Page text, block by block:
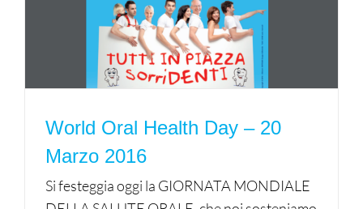
World Oral Health Day – 20
Marzo 2016
Si festeggia oggi la GIORNATA MONDIALE